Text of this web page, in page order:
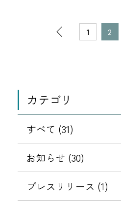
て
特
」
終
了
お
ら
工
の
お
知
せ
6て
前
0
件
を
表
示
1 2
カテゴリ
すべて (31)
お知らせ (30)
プレスリリース (1)